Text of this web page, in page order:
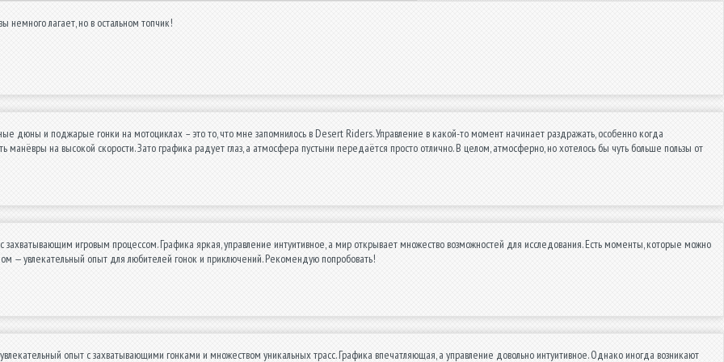
немного лагает, но в остальном топчик!
дюны и поджарые гонки на мотоциклах – это то, что мне запомнилось в Desert Riders. Управление в какой-то момент начинает раздражать, особенно когда
манёвры на высокой скорости. Зато графика радует глаз, а атмосфера пустыни передаётся просто отлично. В целом, атмосферно, но хотелось бы чуть больше пользы от
захватывающим игровым процессом. Графика яркая, управление интуитивное, а мир открывает множество возможностей для исследования. Есть моменты, которые можно
— увлекательный опыт для любителей гонок и приключений. Рекомендую попробовать!
опыт с захватывающими гонками и множеством уникальных трасс. Графика впечатляющая, а управление довольно интуитивное. Однако иногда возникают